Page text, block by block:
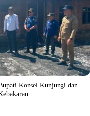
Konsel Kunjungi dan